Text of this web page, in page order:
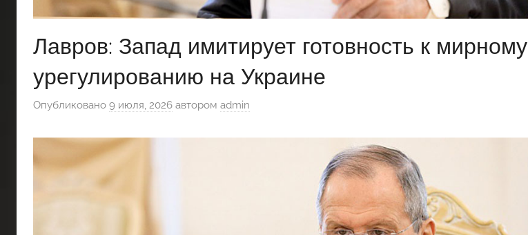
Лавров: Запад имитирует готовность к мирному
урегулированию на Украине
Опубликовано 9 июля, 2026 автором admin